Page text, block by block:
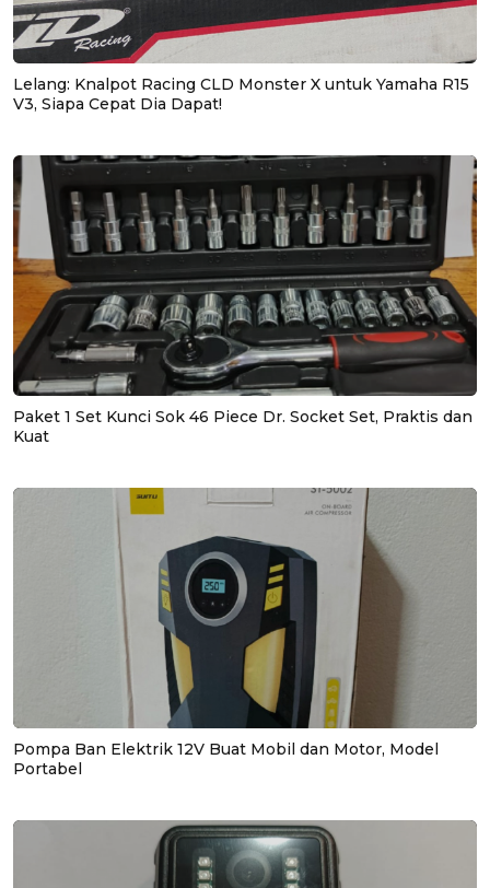
Lelang: Knalpot Racing CLD Monster X untuk Yamaha R15
V3, Siapa Cepat Dia Dapat!
Paket 1 Set Kunci Sok 46 Piece Dr. Socket Set, Praktis dan
Kuat
Pompa Ban Elektrik 12V Buat Mobil dan Motor, Model
Portabel